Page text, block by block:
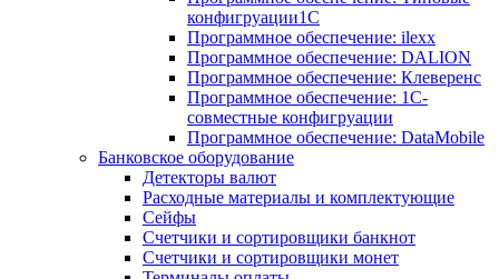
конфигруации1С
Программное обеспечение: ilexx
Программное обеспечение: DALION
Программное обеспечение: Клеверенс
Программное обеспечение: 1С-
совместные конфигруации
Программное обеспечение: DataMobile
Банковское оборудование
Детекторы валют
Расходные материалы и комплектующие
Сейфы
Счетчики и сортировщики банкнот
Счетчики и сортировщики монет